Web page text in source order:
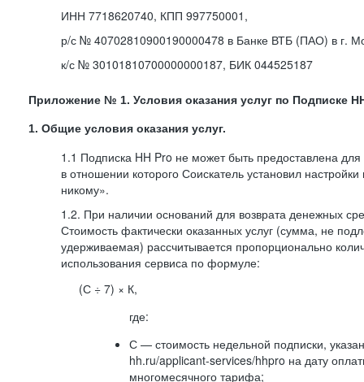
ИНН 7718620740, КПП 997750001,
р/с № 40702810900190000478 в Банке ВТБ (ПАО) в г.
к/с № 30101810700000000187, БИК 044525187
Приложение № 1. Условия оказания услуг по Подписке
1. Общие условия оказания услуг.
1.1 Подписка HH Pro не может быть предоставлена
в отношении которого Соискатель установил
никому».
1.2. При наличии оснований для возврата денежных
Стоимость фактически оказанных услуг (сумма, не
удерживаемая) рассчитывается пропорционально
использования сервиса по формуле:
(С ÷ 7) × К,
где:
С — стоимость недельной подписки,
hh.ru/applicant-services/hhpro на дату
многомесячного тарифа;